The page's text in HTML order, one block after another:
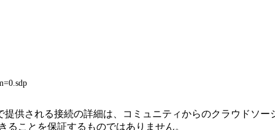
供される接続の詳細は、コミュニティからのクラウドソ
ことを保証するものではありません。